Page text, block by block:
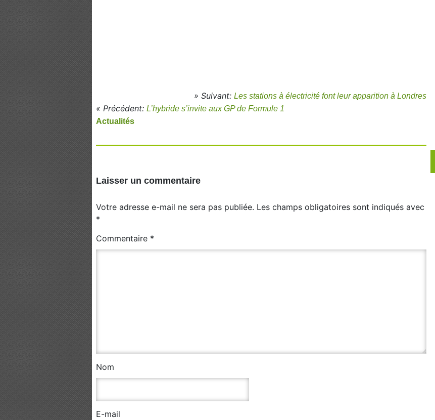
» Suivant: Les stations à électricité font leur apparition à Londres
« Précédent: L’hybride s’invite aux GP de Formule 1
Actualités
Laisser un commentaire
Votre adresse e-mail ne sera pas publiée. Les champs obligatoires sont indiqués avec
*
Commentaire *
Nom
E-mail